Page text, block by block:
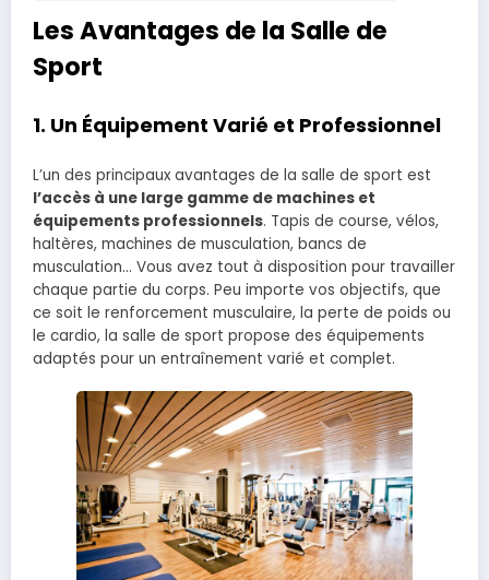
Les Avantages de la Salle de
Sport
1. Un Équipement Varié et Professionnel
L’un des principaux avantages de la salle de sport est
l’accès à une large gamme de machines et
équipements professionnels. Tapis de course, vélos,
haltères, machines de musculation, bancs de
musculation… Vous avez tout à disposition pour travailler
chaque partie du corps. Peu importe vos objectifs, que
ce soit le renforcement musculaire, la perte de poids ou
le cardio, la salle de sport propose des équipements
adaptés pour un entraînement varié et complet.